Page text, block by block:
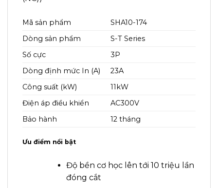
Mã sản phẩm
SHA10-174
Dòng sản phẩm
S-T Series
Số cực
3P
Dòng định mức In (A)
23A
Công suất (kW)
11kW
Điện áp điều khiển
AC300V
Bảo hành
12 tháng
Ưu điểm nổi bật
Độ bền cơ học lên tới 10 triệu lần
đóng cắt